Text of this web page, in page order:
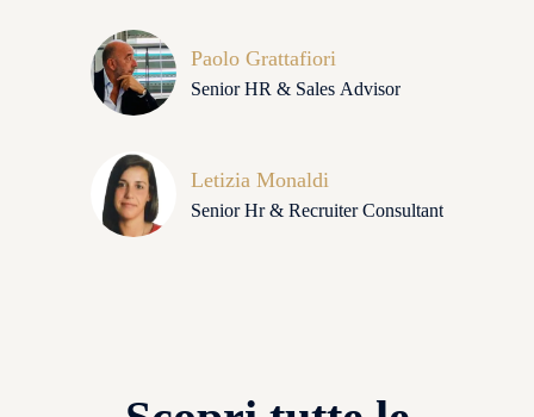
Paolo Grattafiori
Senior HR & Sales Advisor
Letizia Monaldi
Senior Hr & Recruiter Consultant